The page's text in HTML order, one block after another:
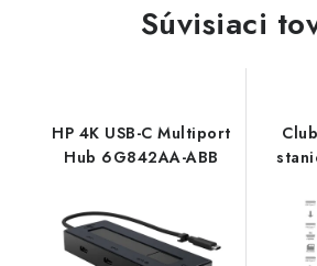
Súvisiaci
HP 4K USB-C Multiport
Hub 6G842AA-ABB